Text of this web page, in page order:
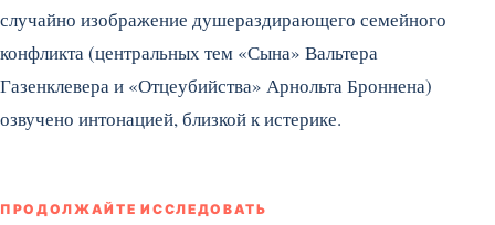
случайно изображение душераздирающего семейного
конфликта (центральных тем «Сына» Вальтера
Газенклевера и «Отцеубийства» Арнольта Броннена)
озвучено интонацией, близкой к истерике.
ПРОДОЛЖАЙТЕ ИССЛЕДОВАТЬ